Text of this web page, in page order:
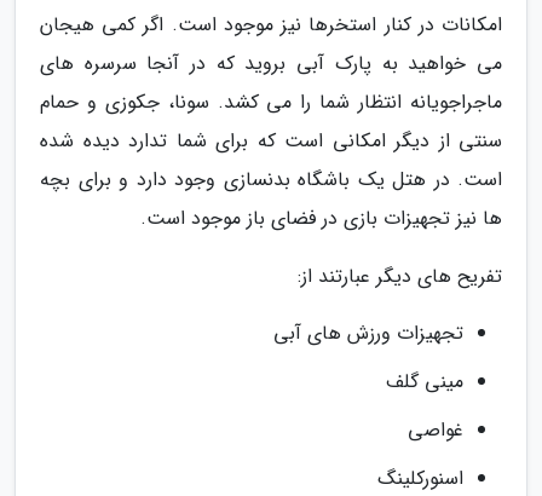
امکانات در کنار استخرها نیز موجود است. اگر کمی هیجان
می خواهید به پارک آبی بروید که در آنجا سرسره های
ماجراجویانه انتظار شما را می کشد. سونا، جکوزی و حمام
سنتی از دیگر امکانی است که برای شما تدارد دیده شده
است. در هتل یک باشگاه بدنسازی وجود دارد و برای بچه
ها نیز تجهیزات بازی در فضای باز موجود است.
تفریح های دیگر عبارتند از:
تجهیزات ورزش های آبی
مینی گلف
غواصی
اسنورکلینگ